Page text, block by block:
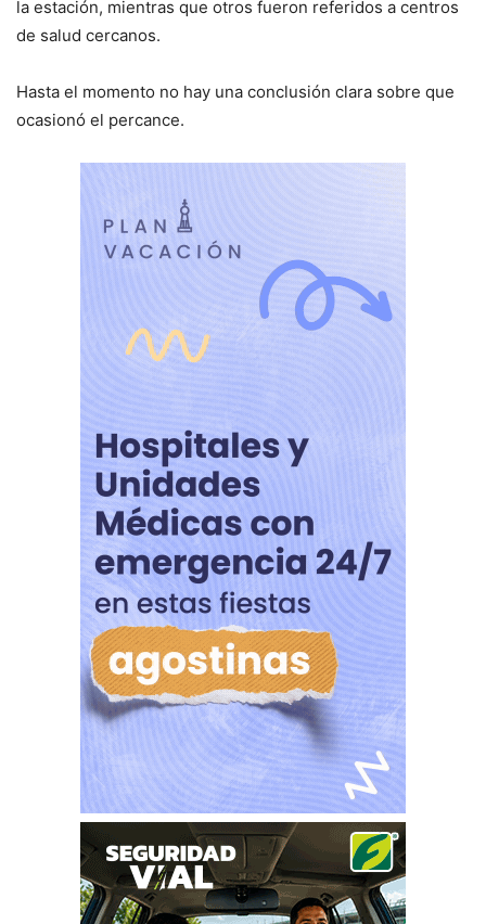
la estación, mientras que otros fueron referidos a centros
de salud cercanos.
Hasta el momento no hay una conclusión clara sobre que
ocasionó el percance.